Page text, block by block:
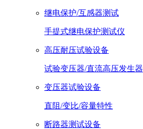
继电保护/互感器测试
手提式继电保护测试仪
高压耐压试验设备
试验变压器/直流高压发生器
变压器试验设备
直阻/变比/容量特性
断路器测试设备